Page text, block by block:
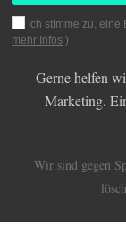
Ich stimme zu,
mehr Infos )
Gerne helfen
Marketing.
Wir sind gegen